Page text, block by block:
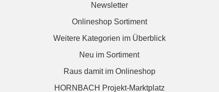
Newsletter
Onlineshop Sortiment
Weitere Kategorien im Überblick
Neu im Sortiment
Raus damit im Onlineshop
HORNBACH Projekt-Marktplatz